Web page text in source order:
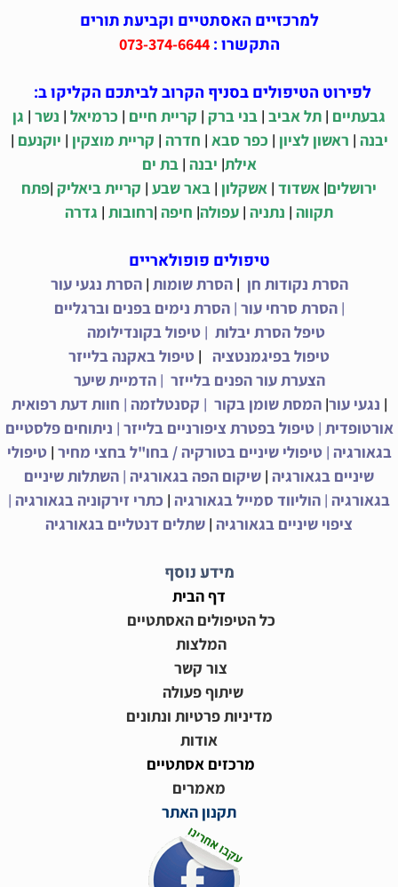
למרכזיים האסתטיים וקביעת תורים
התקשרו : 073-374-6644
לפירוט הטיפולים בסניף הקרוב לביתכם הקליקו ב:
גבעתיים | תל אביב | בני ברק | קריית חיים | כרמיאל | נשר | גן
יבנה | ראשון לציון | כפר סבא | חדרה | קריית מוצקין | יוקנעם |
אילת| יבנה |בת ים
ירושלים| אשדוד | אשקלון | באר שבע | קריית ביאליק |פתח
תקווה | נתניה | עפולה| חיפה |רחובות | גדרה
טיפולים פופולאריים
הסרת נקודות חן |הסרת שומות |הסרת נגעי עור
|הסרת סרחי עור |הסרת נימים בפנים וברגליים
טיפל הסרת יבלות | טיפול בקונדילומה
טיפול בפיגמנטציה
| טיפול באקנה בלייזר
הצערת עור הפנים בלייזר |הדמיית שיער
| נגעי עור|המסת שומן בקור | קסנטלזמה | חוות דעת רפואית
אורטופדית |טיפול בפטרת ציפורניים בלייזר | ניתוחים פלסטיים
בגאורגיה |טיפולי שיניים בטורקיה / בחו"ל בחצי מחיר |טיפולי
שיניים בגאורגיה | שיקום הפה בגאורגיה | השתלות שיניים
בגאורגיה | הוליווד סמייל בגאורגיה | כתרי זירקוניה בגאורגיה |
ציפוי שיניים בגאורגיה | שתלים דנטליים בגאורגיה
מידע נוסף
דף הבית
כל הטיפולים האסתטיים
המלצות
צור קשר
שיתוף פעולה
מדיניות פרטיות ונתונים
אודות
מרכזים אסתטיים
מאמרים
תקנון האתר